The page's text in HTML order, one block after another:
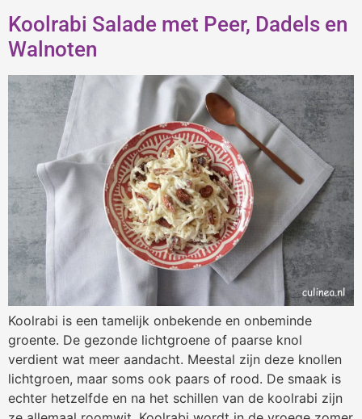
Koolrabi Salade met Peer, Dadels en
Walnoten
Koolrabi is een tamelijk onbekende en onbeminde
groente. De gezonde lichtgroene of paarse knol
verdient wat meer aandacht. Meestal zijn deze knollen
lichtgroen, maar soms ook paars of rood. De smaak is
echter hetzelfde en na het schillen van de koolrabi zijn